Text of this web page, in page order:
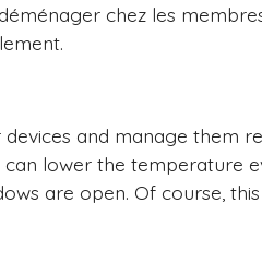
chez les
and manage them
lower the temperature
are open. Of course,